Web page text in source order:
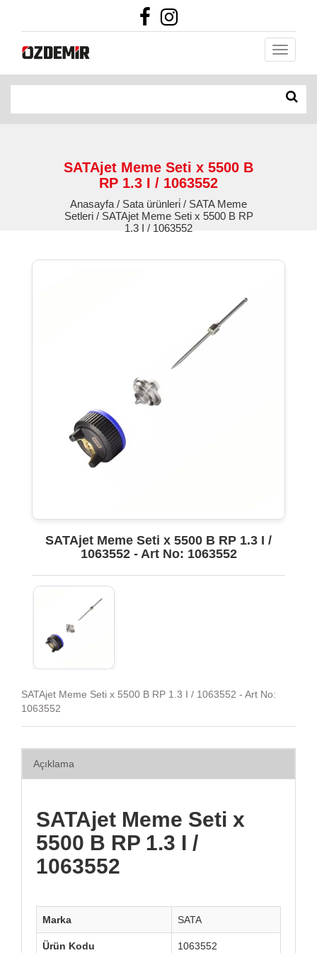
SATAjet Meme Seti x 5500 B
RP 1.3 I / 1063552
Anasayfa / Sata ürünleri̇ / SATA Meme
Setleri / SATAjet Meme Seti x 5500 B RP
1.3 I / 1063552
SATAjet Meme Seti x 5500 B RP 1.3 I /
1063552 - Art No: 1063552
SATAjet Meme Seti x 5500 B RP 1.3 I / 1063552 - Art No:
1063552
Açıklama
SATAjet Meme Seti x
5500 B RP 1.3 I /
1063552
Marka SATA
Ürün Kodu 1063552